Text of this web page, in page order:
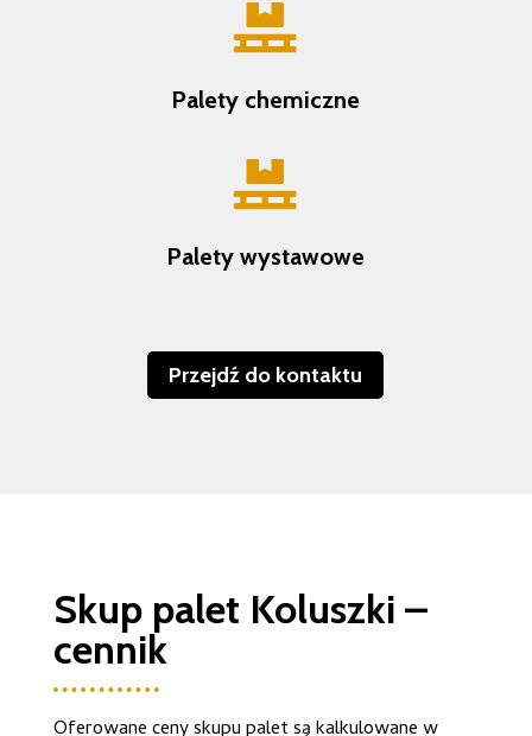

Palety chemiczne

Palety wystawowe
Przejdź do kontaktu
Skup palet Koluszki –
cennik